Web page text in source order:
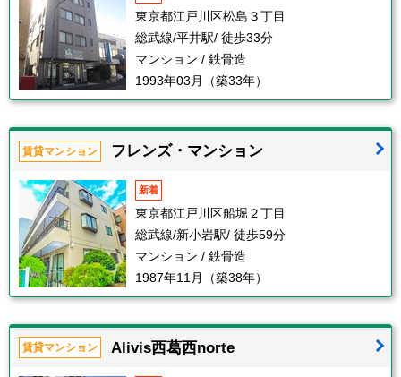
東京都江戸川区松島３丁目
総武線/平井駅/ 徒歩33分
マンション / 鉄骨造
1993年03月（築33年）
賃貸マンション フレンズ・マンション
新着
東京都江戸川区船堀２丁目
総武線/新小岩駅/ 徒歩59分
マンション / 鉄骨造
1987年11月（築38年）
賃貸マンション Alivis西葛西norte